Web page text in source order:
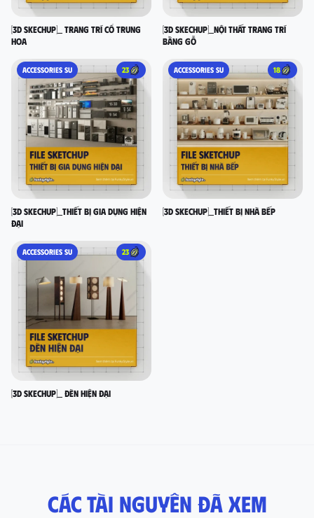
[3D SKECHUP]_ Trang trí cổ Trung
Hoa
[3D SKECHUP]_Nội thất trang trí
bằng gỗ
ACCESSORIES SU 23
[3D SKECHUP]_Thiết bị gia dụng hiện
đại
ACCESSORIES SU 18
[3D SKECHUP]_Thiết bị nhà bếp
ACCESSORIES SU 23
[3D SKECHUP]_ Đèn hiện đại
Các tài nguyên đã xem